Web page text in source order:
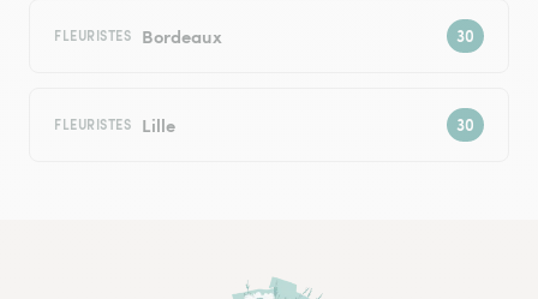
FLEURISTES Bordeaux
FLEURISTES Lille